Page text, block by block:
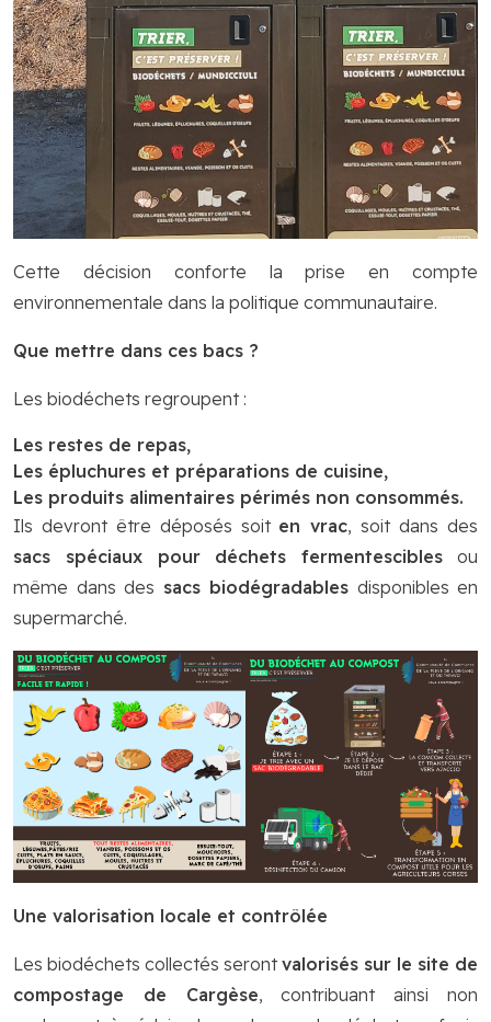
Cette décision conforte la prise en compte
environnementale dans la politique communautaire.
Que mettre dans ces bacs ?
Les biodéchets regroupent :
Les restes de repas,
Les épluchures et préparations de cuisine,
Les produits alimentaires périmés non consommés.
Ils devront être déposés soit en vrac, soit dans des
sacs spéciaux pour déchets fermentescibles ou
même dans des sacs biodégradables disponibles en
supermarché.
Une valorisation locale et contrôlée
Les biodéchets collectés seront valorisés sur le site de
compostage de Cargèse, contribuant ainsi non